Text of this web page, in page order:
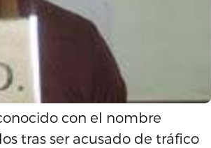
con el nombre
tras ser acusado de tráfico